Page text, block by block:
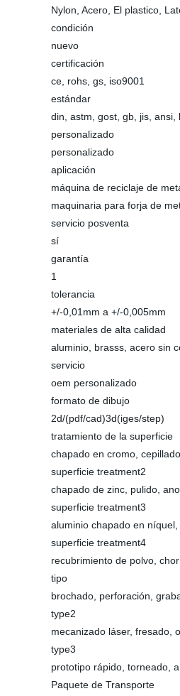
Nylon, Acero, El plastico,
condición
nuevo
certificación
ce, rohs, gs, iso9001
estándar
din, astm, gost, gb, jis, ansi,
personalizado
personalizado
aplicación
máquina de reciclaje de
maquinaria para forja de
servicio posventa
sí
garantía
1
tolerancia
+/-0,01mm a +/-0,005mm
materiales de alta calidad
aluminio, brasss, acero sin
servicio
oem personalizado
formato de dibujo
2d/(pdf/cad)3d(iges/step)
tratamiento de la superficie
chapado en cromo,
superficie treatment2
chapado de zinc, pulido,
superficie treatment3
aluminio chapado en
superficie treatment4
recubrimiento de polvo,
tipo
brochado, perforación,
type2
mecanizado láser, fresado,
type3
prototipo rápido, torneado,
Paquete de Transporte